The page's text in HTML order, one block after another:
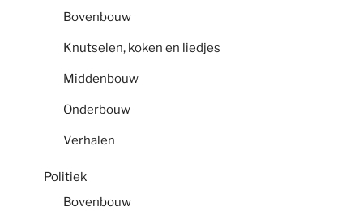
Bovenbouw
Knutselen, koken en liedjes
Middenbouw
Onderbouw
Verhalen
Politiek
Bovenbouw